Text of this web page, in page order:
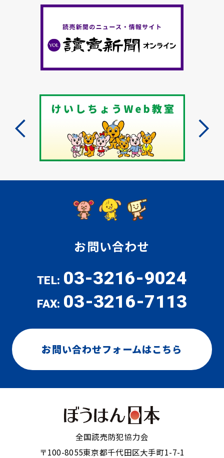
お問い合わせ
TEL: 03-3216-9024
FAX: 03-3216-7113
お問い合わせフォームはこちら
全国読売防犯協力会
〒100-8055東京都千代田区大手町1-7-1